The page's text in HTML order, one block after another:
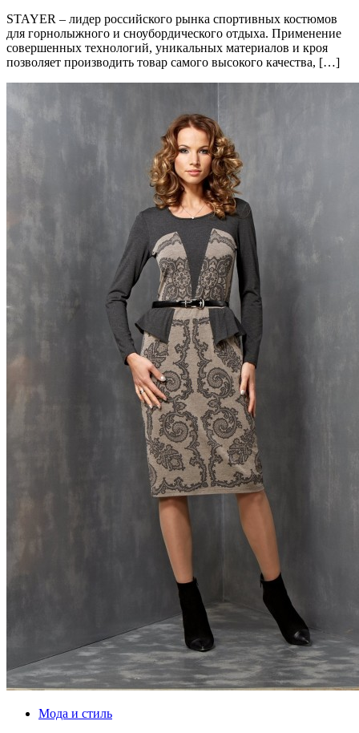
STAYER – лидер российского рынка спортивных костюмов
для горнолыжного и сноубордического отдыха. Применение
совершенных технологий, уникальных материалов и кроя
позволяет производить товар самого высокого качества, […]
Мода и стиль